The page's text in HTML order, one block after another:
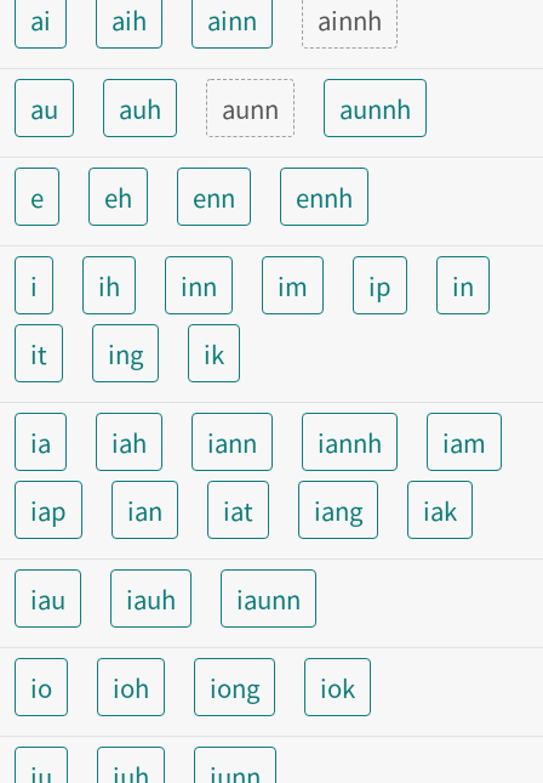
ai aih ainn ainnh
au auh aunn aunnh
e eh enn ennh
i ih inn im ip
in
it
ing ik
ia iah iann iannh
iam
iap
ian iat iang iak
iau iauh iaunn
io ioh iong iok